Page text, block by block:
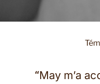
“May m’a